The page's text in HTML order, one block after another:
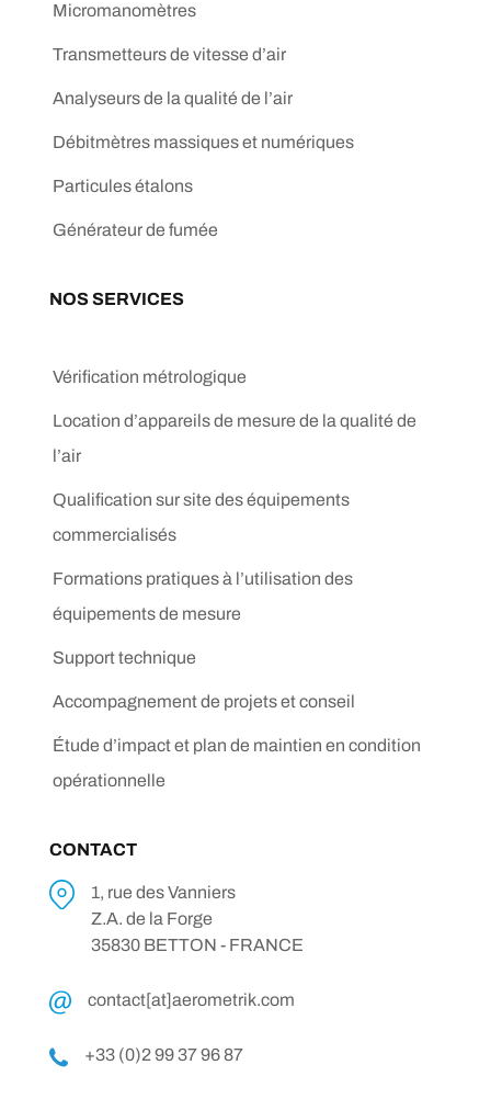
Micromanomètres
Transmetteurs de vitesse d’air
Analyseurs de la qualité de l’air
Débitmètres massiques et numériques
Particules étalons
Générateur de fumée
NOS SERVICES
Vérification métrologique
Location d’appareils de mesure de la qualité de
l’air
Qualification sur site des équipements
commercialisés
Formations pratiques à l’utilisation des
équipements de mesure
Support technique
Accompagnement de projets et conseil
Étude d’impact et plan de maintien en condition
opérationnelle
CONTACT
1, rue des Vanniers
Z.A. de la Forge
35830 BETTON - FRANCE
contact[at]aerometrik.com
+33 (0)2 99 37 96 87